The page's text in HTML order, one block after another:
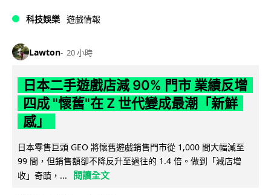
科技娛樂 遊戲情報
Lawton 20 小時
日本二手遊戲店減 90% 門市 業績反增
四成 "懷舊"在 Z 世代變成最潮「新鮮
感」
日本零售巨頭 GEO 將懷舊遊戲銷售門市從 1,000 間大幅減至
99 間，但銷售額卻不降反升至過往的 1.4 倍。做到「減店增
收」奇蹟，...
閱讀全文